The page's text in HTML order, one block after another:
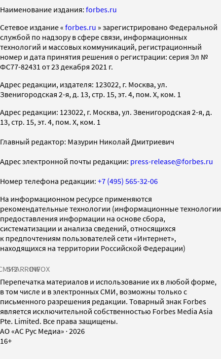
Наименование издания: forbes.ru
Cетевое издание « forbes.ru » зарегистрировано Федеральной
службой по надзору в сфере связи, информационных
технологий и массовых коммуникаций, регистрационный
номер и дата принятия решения о регистрации: серия Эл №
ФС77-82431 от 23 декабря 2021 г.
Адрес редакции, издателя: 123022, г. Москва, ул.
Звенигородская 2-я, д. 13, стр. 15, эт. 4, пом. X, ком. 1
Адрес редакции: 123022, г. Москва, ул. Звенигородская 2-я, д.
13, стр. 15, эт. 4, пом. X, ком. 1
Главный редактор: Мазурин Николай Дмитриевич
Адрес электронной почты редакции: press-release@forbes.ru
Номер телефона редакции: +7 (495) 565-32-06
На информационном ресурсе применяются
рекомендательные технологии (информационные технологии
предоставления информации на основе сбора,
систематизации и анализа сведений, относящихся
к предпочтениям пользователей сети «Интернет»,
находящихся на территории Российской Федерации)
SPARROWINFOX
Перепечатка материалов и использование их в любой форме,
в том числе и в электронных СМИ, возможны только с
письменного разрешения редакции. Товарный знак Forbes
является исключительной собственностью Forbes Media Asia
Pte. Limited. Все права защищены.
AO «АС Рус Медиа» · 2026
16+